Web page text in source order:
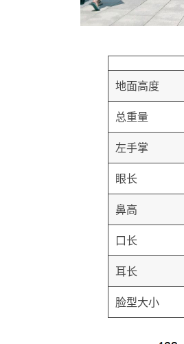
地面高度
总重量
左手掌
眼长
鼻高
口长
耳长
脸型大小